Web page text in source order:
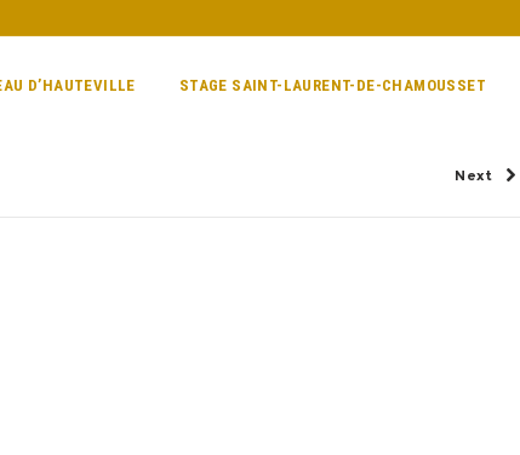
D’HAUTEVILLE STAGE SAINT-LAURENT-DE-CHAMOUSSET
Next